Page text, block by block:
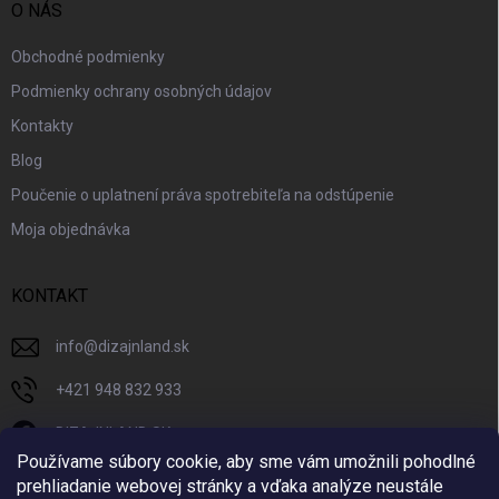
Používame súbory cookie, aby sme vám umožnili pohodlné
prehliadanie webovej stránky a vďaka analýze neustále
O NÁS
Obchodné podmienky
Podmienky ochrany osobných údajov
Kontakty
Blog
Poučenie o uplatnení práva spotrebiteľa na odstúpenie
Moja objednávka
KONTAKT
info@dizajnland.sk
+421 948 832 933
DIZAJNLAND SK
dizajnland.sk/